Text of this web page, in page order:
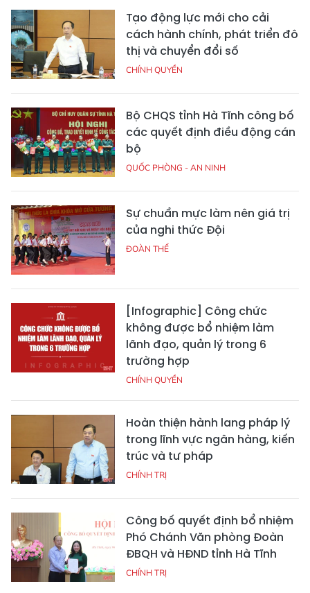
Tạo động lực mới cho cải
cách hành chính, phát triển đô
thị và chuyển đổi số
CHÍNH QUYỀN
Bộ CHQS tỉnh Hà Tĩnh công bố
các quyết định điều động cán
bộ
QUỐC PHÒNG - AN NINH
Sự chuẩn mực làm nên giá trị
của nghi thức Đội
ĐOÀN THỂ
[Infographic] Công chức
không được bổ nhiệm làm
lãnh đạo, quản lý trong 6
trường hợp
CHÍNH QUYỀN
Hoàn thiện hành lang pháp lý
trong lĩnh vực ngân hàng, kiến
trúc và tư pháp
CHÍNH TRỊ
Công bố quyết định bổ nhiệm
Phó Chánh Văn phòng Đoàn
ĐBQH và HĐND tỉnh Hà Tĩnh
CHÍNH TRỊ